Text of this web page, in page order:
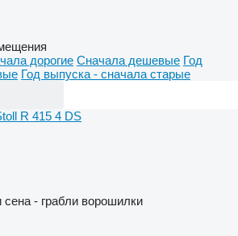
дорогие Сначала дешевые Год
Год выпуска - сначала старые
сена - грабли ворошилки